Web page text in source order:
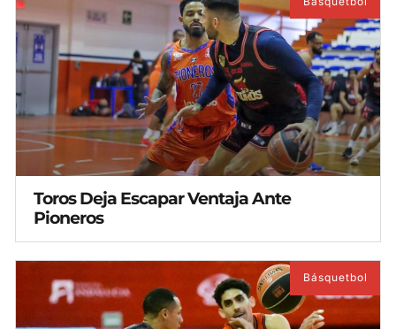
Toros Deja Escapar Ventaja Ante
Pioneros
Básquetbol